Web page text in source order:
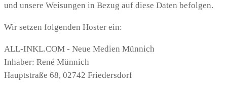
und unsere Weisungen in Bezug auf diese Daten befolgen.
Wir setzen folgenden Hoster ein:
ALL-INKL.COM - Neue Medien Münnich
Inhaber: René Münnich
Hauptstraße 68, 02742 Friedersdorf